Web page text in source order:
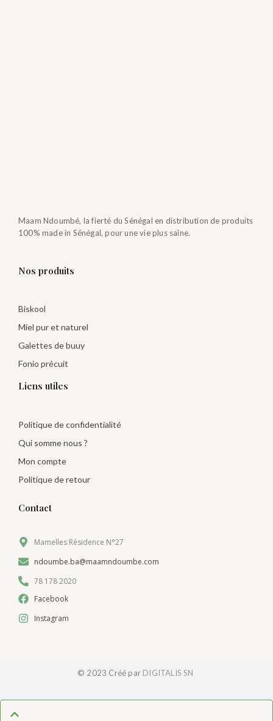
Maam Ndoumbé, la fierté du Sénégal en distribution de produits
100% made in Sénégal, pour une vie plus saine.
Nos produits
Biskool
Miel pur et naturel
Galettes de buuy
Fonio précuit
Liens utiles
Politique de confidentialité
Qui somme nous ?
Mon compte
Politique de retour
Contact
Mamelles Résidence N°27
ndoumbe.ba@maamndoumbe.com
78 178 2020
Facebook
Instagram
© 2023 Créé par DIGITALIS SN